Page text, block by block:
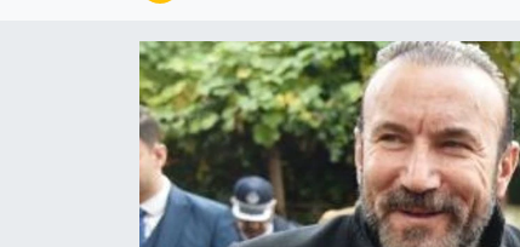
Haber Arşivi